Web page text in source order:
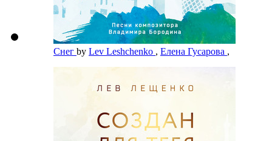
Снег by Lev Leshchenko , Елена Гусарова ,